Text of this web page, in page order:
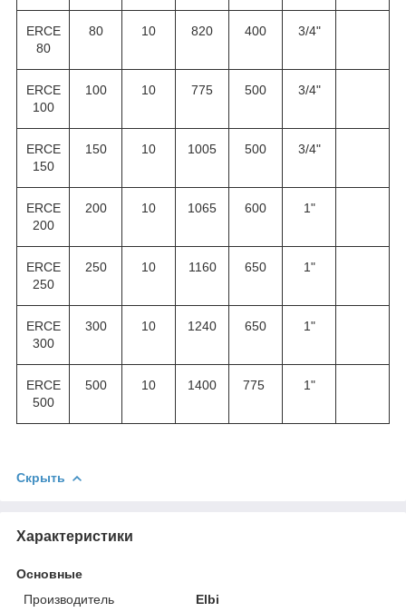
ERCE
80
80 10 820 400 3/4"
ERCE
100
100 10 775 500 3/4"
ERCE
150
150 10 1005 500 3/4"
ERCE
200
200 10 1065 600 1"
ERCE
250
250 10 1160 650 1"
ERCE
300
300 10 1240 650 1"
ERCE
500
500 10 1400 775 1"
Скрыть
Характеристики
Основные
Производитель
Elbi